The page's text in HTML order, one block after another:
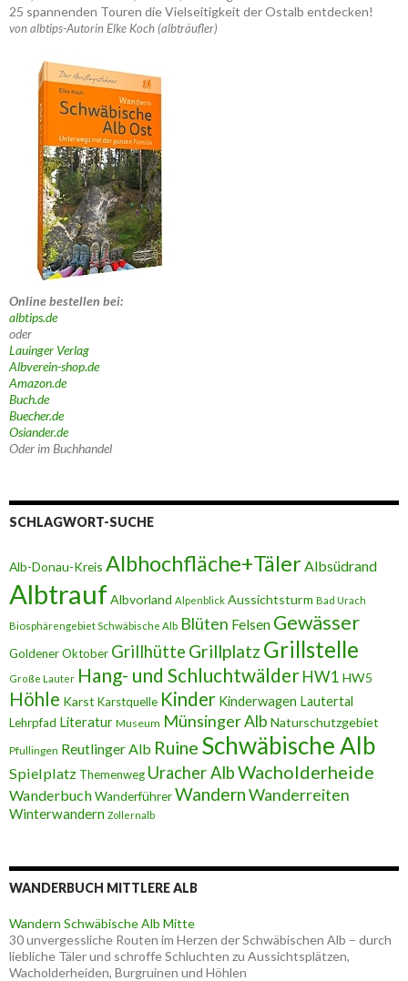
25 spannenden Touren die Vielseitigkeit der Ostalb entdecken!
von albtips-Autorin Elke Koch (albträufler)
Online bestellen bei:
albtips.de
oder
Lauinger Verlag
Albverein-shop.de
Amazon.de
Buch.de
Buecher.de
Osiander.de
Oder im Buchhandel
SCHLAGWORT-SUCHE
Alb-Donau-Kreis Albhochfläche+TälerAlbsüdrand
Albtrauf Albvorland Alpenblick Aussichtsturm Bad Urach
Biosphärengebiet Schwäbische Alb Blüten Felsen Gewässer
Goldener Oktober Grillhütte Grillplatz Grillstelle
Große Lauter Hang- und SchluchtwälderHW1 HW5
Höhle Karst Karstquelle Kinder Kinderwagen Lautertal
Lehrpfad Literatur Museum Münsinger Alb Naturschutzgebiet
Pfullingen Reutlinger Alb Ruine Schwäbische Alb
Spielplatz Themenweg Uracher AlbWacholderheide
WanderbuchWanderführerWandernWanderreiten
Winterwandern Zollernalb
WANDERBUCH MITTLERE ALB
Wandern Schwäbische Alb Mitte
30 unvergessliche Routen im Herzen der Schwäbischen Alb – durch
liebliche Täler und schroffe Schluchten zu Aussichtsplätzen,
Wacholderheiden, Burgruinen und Höhlen